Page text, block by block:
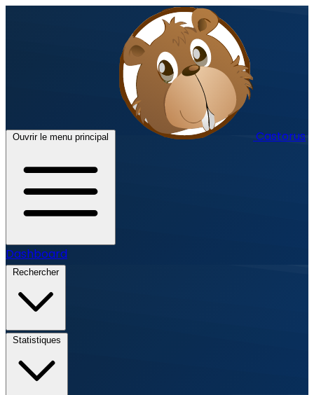
Ouvrir le menu principal Castorus
Dashboard
Rechercher
Statistiques